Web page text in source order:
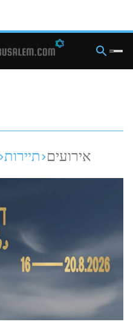
אירועים תיירות